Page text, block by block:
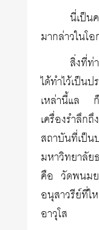
นี่เป็น
มากล่าวในโ
สิ่งที่ท่
ได้ทำไว้เป็น
เหล่านี้แล
เครื่องรำลึ
สถาบันที่เป็
มหาวิทยาลั
คือ วัดพนมย
อนุสาวรีย์ที่ใ
อาวุโส